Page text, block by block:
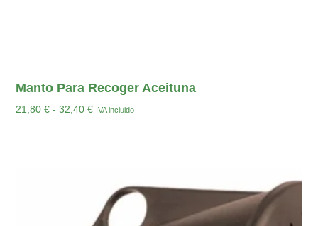
Manto Para Recoger Aceituna
21,80€ - 32,40€ IVA incluido